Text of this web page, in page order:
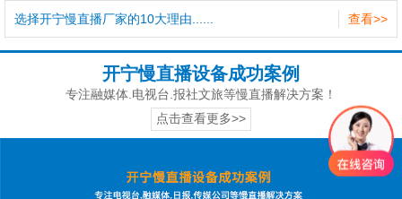
查看>>
选择开宁慢直播厂家的10大理由......
开宁慢直播设备成功案例
专注融媒体.电视台.报社文旅等慢直播解决方案！
点击查看更多>>